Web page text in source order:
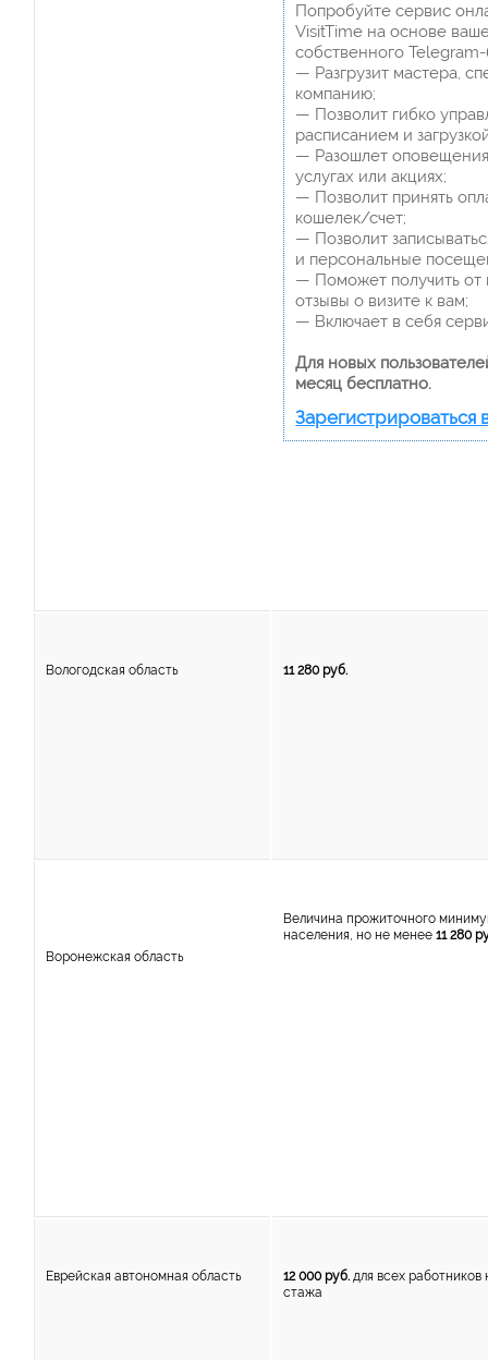
Попробуйте сервис
VisitTime на основе
собственного
— Разгрузит мастера,
компанию;
— Позволит гибко
расписанием и
— Разошлет
услугах или акциях;
— Позволит принять
кошелек/счет;
— Позволит
и персональные
— Поможет получить от
отзывы о визите к вам;
— Включает в себя
Для новых
месяц бесплатно.
Зарегистрироваться
Вологодская область 11 280 руб.
Воронежская область
Величина прожиточного
населения, но не менее 11 280
Еврейская автономная область 12 000 руб.для всех работников
стажа